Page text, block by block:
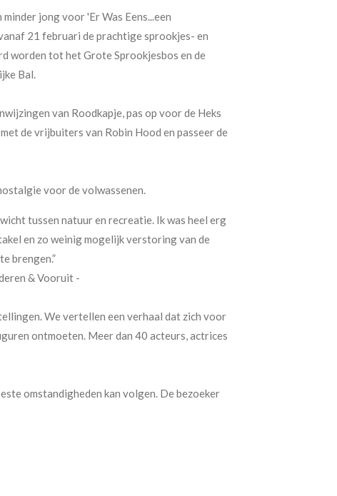
jong voor 'Er Was Eens...een
21 februari de prachtige sprookjes- en
worden tot het Grote Sprookjesbos en de
Bal.
van Roodkapje, pas op voor de Heks
de vrijbuiters van Robin Hood en passeer de
voor de volwassenen.
tussen natuur en recreatie. Ik was heel erg
en zo weinig mogelijk verstoring van de
brengen.”
& Vooruit -
We vertellen een verhaal dat zich voor
ontmoeten. Meer dan 40 acteurs, actrices
omstandigheden kan volgen. De bezoeker